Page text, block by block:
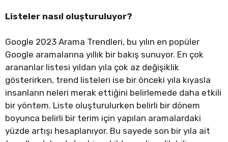
Listeler nasıl oluşturuluyor?
Google 2023 Arama Trendleri, bu yılın en popüler
Google aramalarına yıllık bir bakış sunuyor. En çok
arananlar listesi yıldan yıla çok az değişiklik
gösterirken, trend listeleri ise bir önceki yıla kıyasla
insanların neleri merak ettiğini belirlemede daha etkili
bir yöntem. Liste oluşturulurken belirli bir dönem
boyunca belirli bir terim için yapılan aramalardaki
yüzde artışı hesaplanıyor. Bu sayede son bir yıla ait